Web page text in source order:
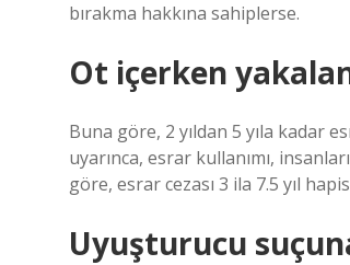
bırakma hakkına sahiplerse.
Ot içerken
Buna göre, 2 yıldan 5 yıla kadar
uyarınca, esrar kullanımı,
göre, esrar cezası 3 ila 7.5 yıl hapis
Uyuşturucu